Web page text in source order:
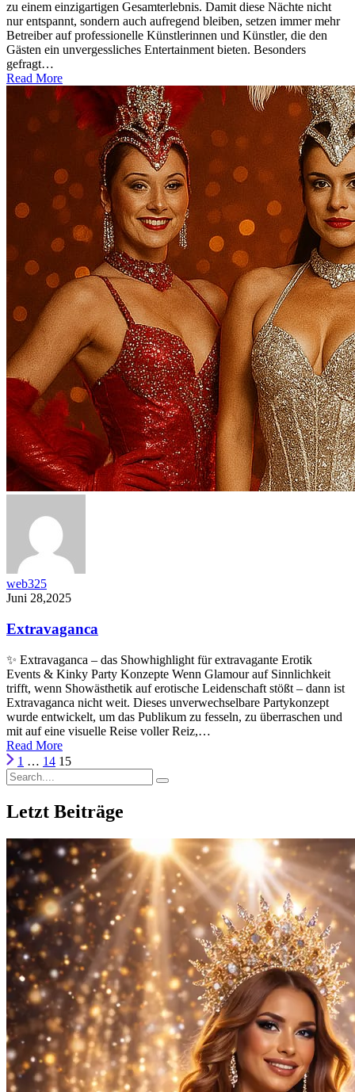
zu einem einzigartigen Gesamterlebnis. Damit diese Nächte nicht
nur entspannt, sondern auch aufregend bleiben, setzen immer mehr
Betreiber auf professionelle Künstlerinnen und Künstler, die den
Gästen ein unvergessliches Entertainment bieten. Besonders
gefragt…
Read More
web325
Juni 28,2025
Extravaganca
✨ Extravaganca – das Showhighlight für extravagante Erotik
Events & Kinky Party Konzepte Wenn Glamour auf Sinnlichkeit
trifft, wenn Showästhetik auf erotische Leidenschaft stößt – dann ist
Extravaganca nicht weit. Dieses unverwechselbare Partykonzept
wurde entwickelt, um das Publikum zu fesseln, zu überraschen und
mit auf eine visuelle Reise voller Reiz,…
Read More
1 … 14 15
Letzt Beiträge